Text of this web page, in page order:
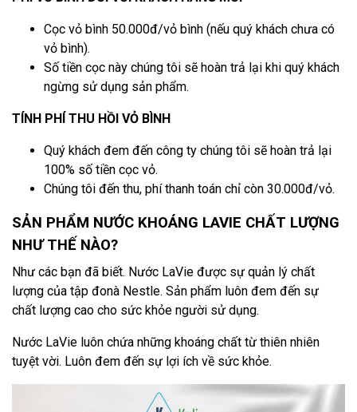
Cọc vỏ bình 50.000đ/vỏ bình (nếu quý khách chưa có
vỏ bình).
Số tiền cọc này chúng tôi sẽ hoàn trả lại khi quý khách
ngừng sử dụng sản phẩm.
TÍNH PHÍ THU HỒI VỎ BÌNH
Quý khách đem đến công ty chúng tôi sẽ hoàn trả lại
100% số tiền cọc vỏ.
Chúng tôi đến thu, phí thanh toán chỉ còn 30.000đ/vỏ.
SẢN PHẨM NƯỚC KHOÁNG LAVIE CHẤT LƯỢNG
NHƯ THẾ NÀO?
Như các bạn đã biết. Nước LaVie được sự quản lý chất
lượng của tập đonà Nestle. Sản phẩm luôn đem đến sự
chất lượng cao cho sức khỏe người sử dụng.
Nước LaVie luôn chứa những khoáng chất từ thiên nhiên
tuyệt vời. Luôn đem đến sự lợi ích về sức khỏe.